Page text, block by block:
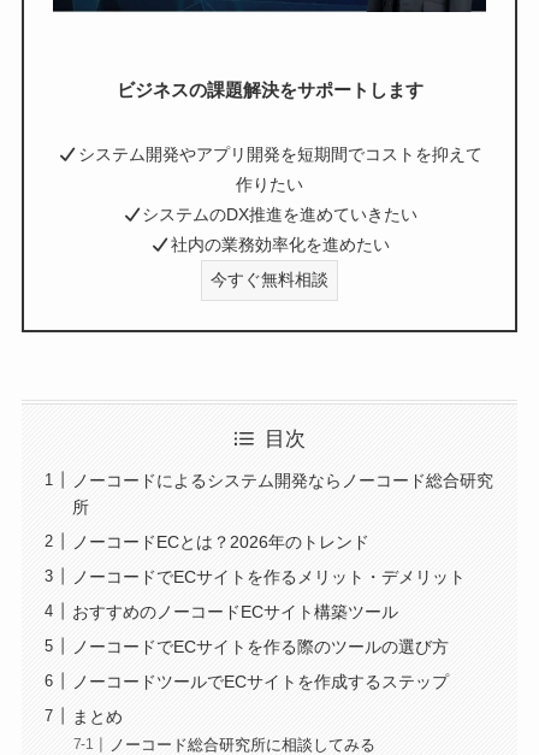
ビジネスの課題解決をサポートします
システム開発やアプリ開発を短期間でコストを抑えて
作りたい
システムのDX推進を進めていきたい
社内の業務効率化を進めたい
今すぐ無料相談
目次
ノーコードによるシステム開発ならノーコード総合研究
所
ノーコードECとは？2026年のトレンド
ノーコードでECサイトを作るメリット・デメリット
おすすめのノーコードECサイト構築ツール
ノーコードでECサイトを作る際のツールの選び方
ノーコードツールでECサイトを作成するステップ
まとめ
ノーコード総合研究所に相談してみる